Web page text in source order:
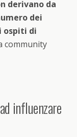
derivano da
dei
ospiti di
community
influenzare